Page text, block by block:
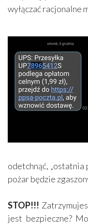
wyłączać racjonalne
odetchnąć, „ostatnia
pożar będzie
STOP!!!
jest bezpieczne?